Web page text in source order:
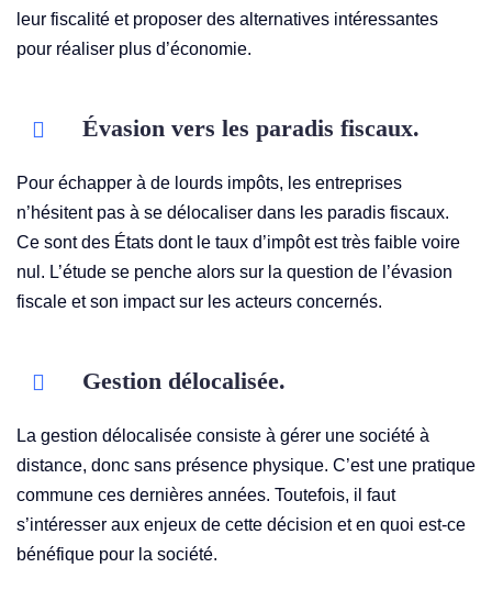
leur fiscalité et proposer des alternatives intéressantes
pour réaliser plus d’économie.
Évasion vers les paradis fiscaux.
Pour échapper à de lourds impôts, les entreprises
n’hésitent pas à se délocaliser dans les paradis fiscaux.
Ce sont des États dont le taux d’impôt est très faible voire
nul. L’étude se penche alors sur la question de l’évasion
fiscale et son impact sur les acteurs concernés.
Gestion délocalisée.
La gestion délocalisée consiste à gérer une société à
distance, donc sans présence physique. C’est une pratique
commune ces dernières années. Toutefois, il faut
s’intéresser aux enjeux de cette décision et en quoi est-ce
bénéfique pour la société.